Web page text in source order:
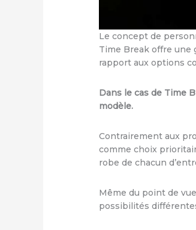
Le concept de
Time Break offre une
rapport aux options
Dans le cas de Time
modèle.
Contrairement aux
comme choix
robe de chacun
Même du point de
possibilités